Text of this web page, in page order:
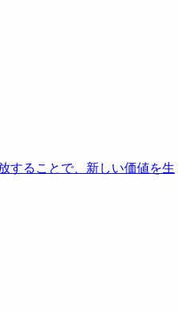
することで、新しい価値を生